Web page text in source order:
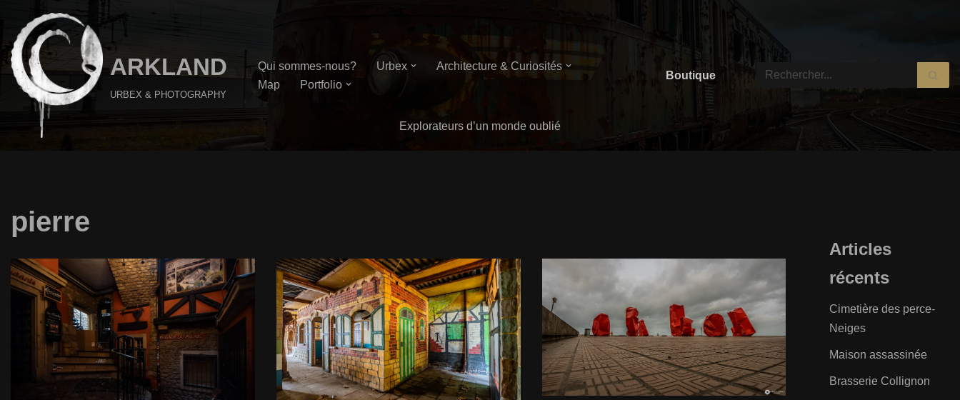
Aller
au
contenu
ARKLAND
URBEX & PHOTOGRAPHY
Qui sommes-nous? Urbex
Architecture & Curiosités
Map
Portfolio
Boutique
Explorateurs d’un monde oublié
pierre
Articles
récents
Cimetière des perce-
Neiges
Maison assassinée
Brasserie Collignon